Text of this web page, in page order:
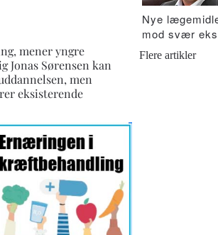
mener yngre
Jonas Sørensen kan
men
eksisterende
Nye
mod svær
Flere artikler